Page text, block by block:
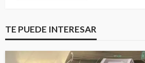
TE PUEDE INTERESAR